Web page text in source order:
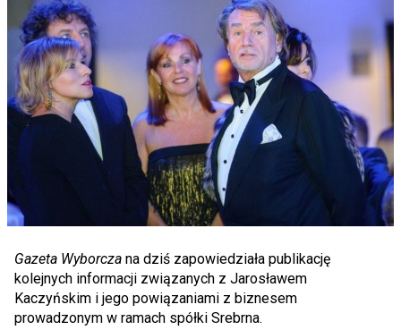
Gazeta Wyborcza na dziś zapowiedziała publikację
kolejnych informacji związanych z Jarosławem
Kaczyńskim i jego powiązaniami z biznesem
prowadzonym w ramach spółki Srebrna.